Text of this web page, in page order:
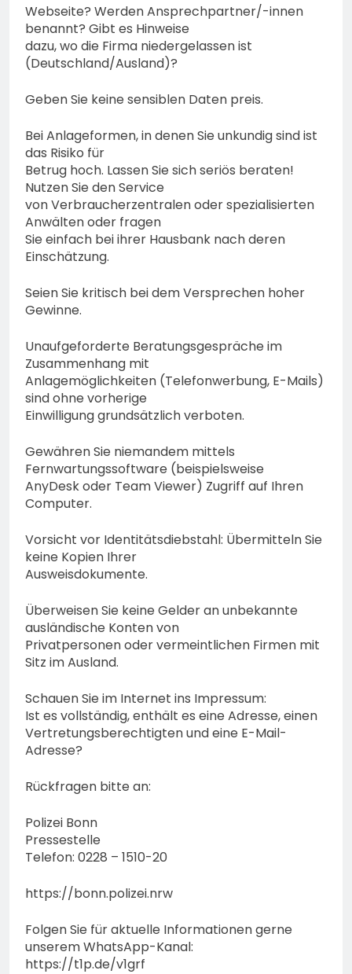
Webseite? Werden Ansprechpartner/-innen
benannt? Gibt es Hinweise
dazu, wo die Firma niedergelassen ist
(Deutschland/Ausland)?
Geben Sie keine sensiblen Daten preis.
Bei Anlageformen, in denen Sie unkundig sind ist
das Risiko für
Betrug hoch. Lassen Sie sich seriös beraten!
Nutzen Sie den Service
von Verbraucherzentralen oder spezialisierten
Anwälten oder fragen
Sie einfach bei ihrer Hausbank nach deren
Einschätzung.
Seien Sie kritisch bei dem Versprechen hoher
Gewinne.
Unaufgeforderte Beratungsgespräche im
Zusammenhang mit
Anlagemöglichkeiten (Telefonwerbung, E-Mails)
sind ohne vorherige
Einwilligung grundsätzlich verboten.
Gewähren Sie niemandem mittels
Fernwartungssoftware (beispielsweise
AnyDesk oder Team Viewer) Zugriff auf Ihren
Computer.
Vorsicht vor Identitätsdiebstahl: Übermitteln Sie
keine Kopien Ihrer
Ausweisdokumente.
Überweisen Sie keine Gelder an unbekannte
ausländische Konten von
Privatpersonen oder vermeintlichen Firmen mit
Sitz im Ausland.
Schauen Sie im Internet ins Impressum:
Ist es vollständig, enthält es eine Adresse, einen
Vertretungsberechtigten und eine E-Mail-
Adresse?
Rückfragen bitte an:
Polizei Bonn
Pressestelle
Telefon: 0228 – 1510-20
https://bonn.polizei.nrw
Folgen Sie für aktuelle Informationen gerne
unserem WhatsApp-Kanal:
https://t1p.de/v1grf